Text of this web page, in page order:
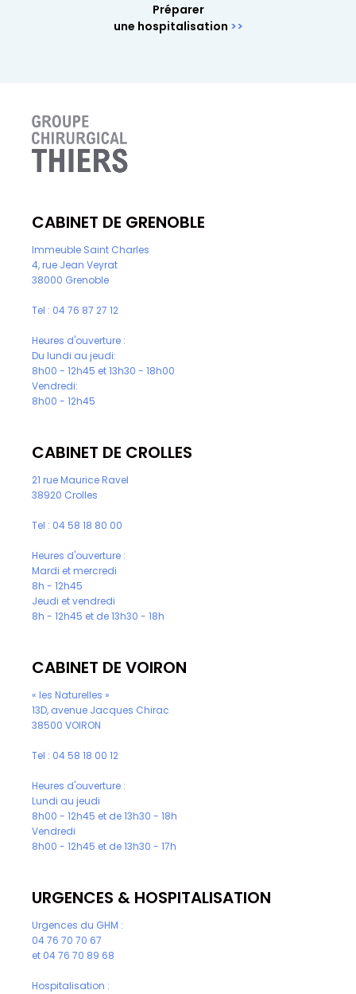
Préparer
une hospitalisation
CABINET DE GRENOBLE
Immeuble Saint Charles
4, rue Jean Veyrat
38000 Grenoble
Tel : 04 76 87 27 12
Heures d'ouverture :
Du lundi au jeudi:
8h00 - 12h45 et 13h30 - 18h00
Vendredi:
8h00 - 12h45
CABINET DE CROLLES
21 rue Maurice Ravel
38920 Crolles
Tel : 04 58 18 80 00
Heures d'ouverture :
Mardi et mercredi
8h - 12h45
Jeudi et vendredi
8h - 12h45 et de 13h30 - 18h
CABINET DE VOIRON
« les Naturelles »
13D, avenue Jacques Chirac
38500 VOIRON
Tel : 04 58 18 00 12
Heures d'ouverture :
Lundi au jeudi
8h00 - 12h45 et de 13h30 - 18h
Vendredi
8h00 - 12h45 et de 13h30 - 17h
URGENCES & HOSPITALISATION
Urgences du GHM :
04 76 70 70 67
et 04 76 70 89 68
Hospitalisation :